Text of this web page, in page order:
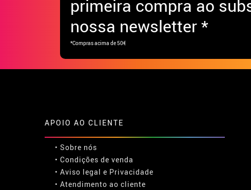
primeira compra ao
nossa newsletter *
*Compras acima de 50€
APOIO AO CLIENTE
• Sobre nós
• Condições de venda
• Aviso legal e Privacidade
• Atendimento ao cliente